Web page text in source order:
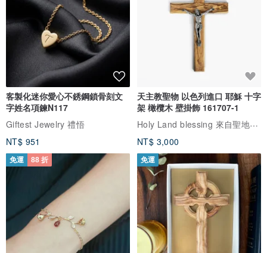
客製化迷你愛心不銹鋼鎖骨刻文
字姓名項鍊N117
Giftest Jewelry 禮悟
NT$ 951
天主教聖物 以色列進口 耶穌 十字
架 橄欖木 壁掛飾 161707-1
Holy Land blessing 來自聖地的祝福
NT$ 3,000
免運 88 折 免運